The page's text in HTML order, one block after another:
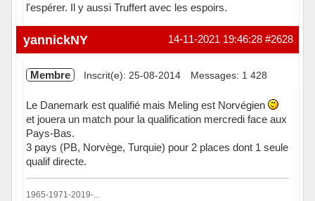
l'espérer. Il y aussi Truffert avec les espoirs.
#2628
14-11-2021 19:46:28
yannickNY
Membre Inscrit(e): 25-08-2014 Messages: 1 428
Le Danemark est qualifié mais Meling est Norvégien
et jouera un match pour la qualification mercredi face aux
Pays-Bas.
3 pays (PB, Norvège, Turquie) pour 2 places dont 1 seule
qualif directe.
1965-1971-2019-...